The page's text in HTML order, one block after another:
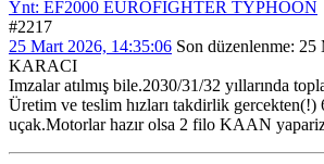
Ynt: EF2000 EUROFIGHTER TYPHOON
#2217
25 Mart 2026, 14:35:06 Son düzenlenme: 25
KARACI
Imzalar atılmış bile.2030/31/32 yıllarında
Üretim ve teslim hızları takdirlik gercekten(!)
uçak.Motorlar hazır olsa 2 filo KAAN